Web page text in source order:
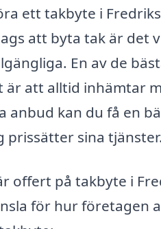
ett takbyte i
att byta tak är det
En av de
är att alltid inhämtar
anbud kan du få en
prissätter sina tjänster.
offert på takbyte i
för hur företagen